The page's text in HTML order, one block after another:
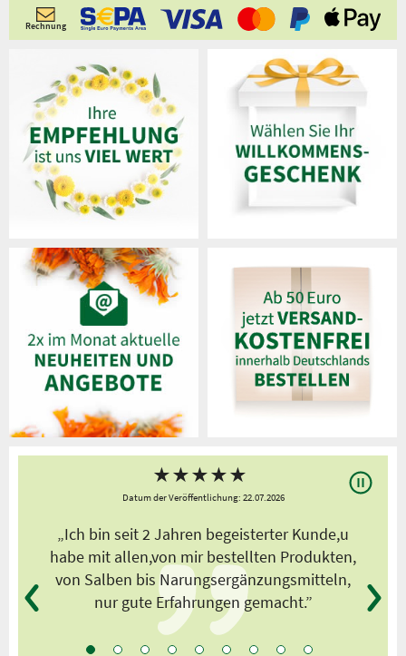
Rechnung
★★★★★
Datum der Veröffentlichung: 22.07.2026
„Ich bin seit 2 Jahren begeisterter Kunde,u
habe mit allen,von mir bestellten Produkten,
von Salben bis Narungsergänzungsmitteln,
nur gute Erfahrungen gemacht.”